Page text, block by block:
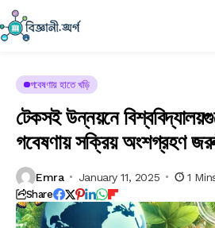
গবেষণায় হাতে খড়ি
টেকসই উন্নয়নে
গবেষণায় সক্রিয় অংশগ্রহণ
Emra January 11, 2025 1
Share